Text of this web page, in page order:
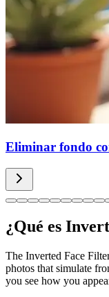
Eliminar fondo
¿Qué es
The Inverted Face
photos that simulate
you see how you